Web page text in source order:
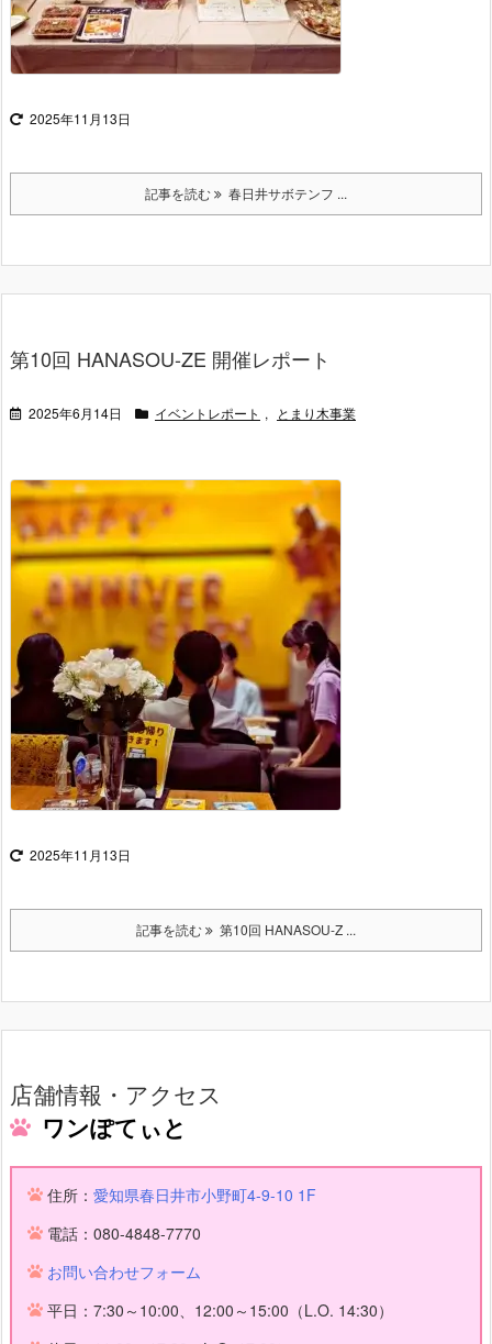
2025年11月13日
記事を読む 春日井サボテンフ ...
第10回 HANASOU-ZE 開催レポート
2025年6月14日 イベントレポート , とまり木事業
2025年11月13日
記事を読む 第10回 HANASOU-Z ...
店舗情報・アクセス
ワンぽてぃと
住所：愛知県春日井市小野町4-9-10 1F
電話：080-4848-7770
お問い合わせフォーム
平日：7:30～10:00、12:00～15:00（L.O. 14:30）